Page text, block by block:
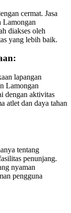
cermat. Jasa
Lamongan
diakses oleh
yang lebih baik.
lapangan
Lamongan
dengan aktivitas
atlet dan daya tahan
tentang
penunjang.
nyaman
pengguna